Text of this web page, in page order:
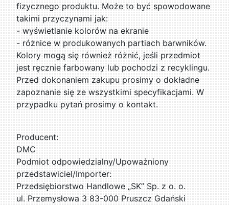
fizycznego produktu. Może to być spowodowane
takimi przyczynami jak:
- wyświetlanie kolorów na ekranie
- różnice w produkowanych partiach barwników.
Kolory mogą się również różnić, jeśli przedmiot
jest ręcznie farbowany lub pochodzi z recyklingu.
Przed dokonaniem zakupu prosimy o dokładne
zapoznanie się ze wszystkimi specyfikacjami. W
przypadku pytań prosimy o kontakt.
Producent:
DMC
Podmiot odpowiedzialny/Upoważniony
przedstawiciel/Importer:
Przedsiębiorstwo Handlowe „SK” Sp. z o. o.
ul. Przemysłowa 3 83-000 Pruszcz Gdański